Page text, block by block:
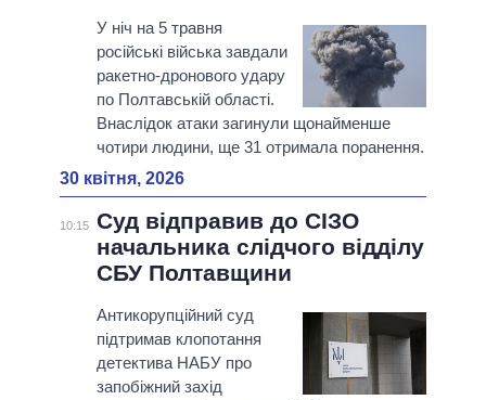
У ніч на 5 травня
російські війська завдали
ракетно-дронового удару
по Полтавській області.
Внаслідок атаки загинули щонайменше
чотири людини, ще 31 отримала поранення.
30 квітня, 2026
10:15 Суд відправив до СІЗО
начальника слідчого відділу
СБУ Полтавщини
Антикорупційний суд
підтримав клопотання
детектива НАБУ про
запобіжний захід